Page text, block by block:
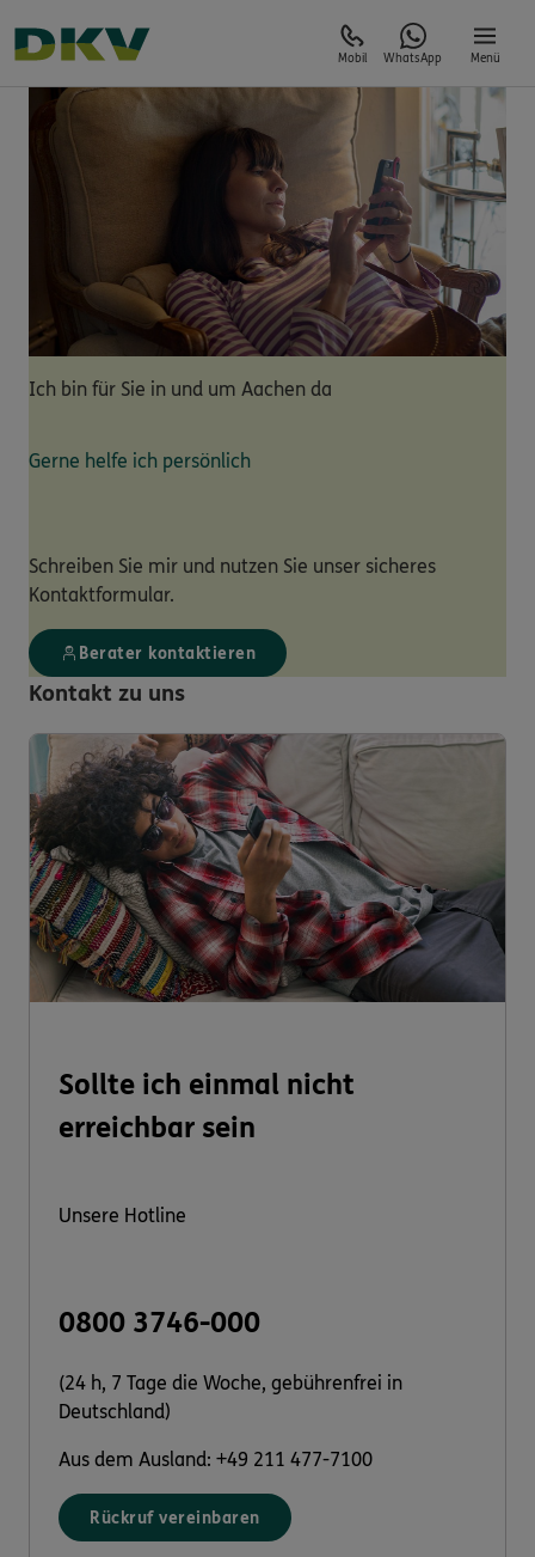
Mobil WhatsApp Menü
Ich bin für Sie in und um Aachen da
Gerne helfe ich persönlich
Schreiben Sie mir und nutzen Sie unser sicheres
Kontaktformular.
Berater kontaktieren
Kontakt zu uns
Sollte ich einmal nicht
erreichbar sein
Unsere Hotline
0800 3746-000
(24 h, 7 Tage die Woche, gebührenfrei in
Deutschland)
Aus dem Ausland: +49 211 477-7100
Rückruf vereinbaren